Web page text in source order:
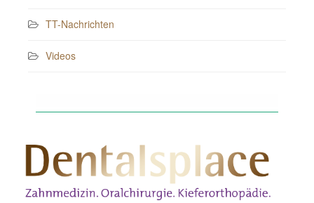
TT-Nachrichten
Videos